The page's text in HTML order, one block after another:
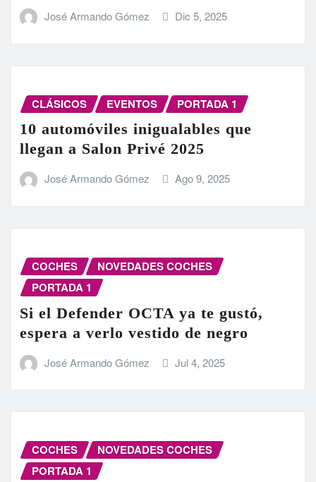
José Armando Gómez Dic 5, 2025
CLÁSICOS EVENTOS PORTADA 1
10 automóviles inigualables que
llegan a Salon Privé 2025
José Armando Gómez Ago 9, 2025
COCHES
NOVEDADES COCHES
PORTADA 1
Si el Defender OCTA ya te gustó,
espera a verlo vestido de negro
José Armando Gómez Jul 4, 2025
COCHES
NOVEDADES COCHES
PORTADA 1